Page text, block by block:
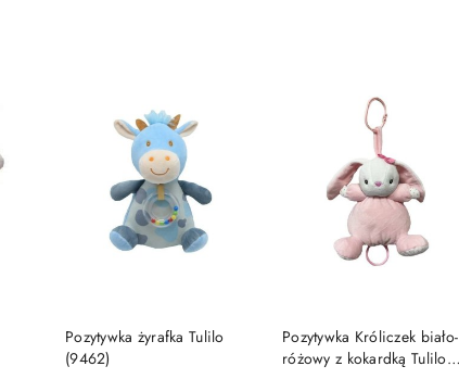
Pozytywka żyrafka Tulilo
(9462)
DO KOSZYKA
Pozytywka Króliczek biało-
różowy z kokardką Tulilo
DO KOSZYKA